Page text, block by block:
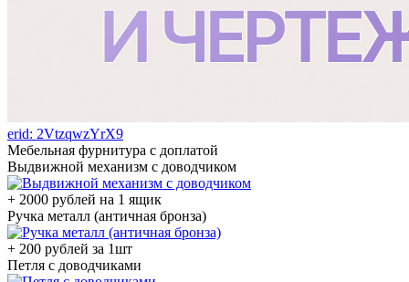
erid: 2VtzqwzYrX9
Мебельная фурнитура с доплатой
Выдвижной механизм с доводчиком
+ 2000 рублей на 1 ящик
Ручка металл (античная бронза)
+ 200 рублей за 1шт
Петля с доводчиками